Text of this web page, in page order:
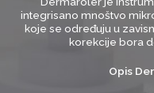
integrisano mnoštvo
koje se određuju u
korekcije bora
Opis